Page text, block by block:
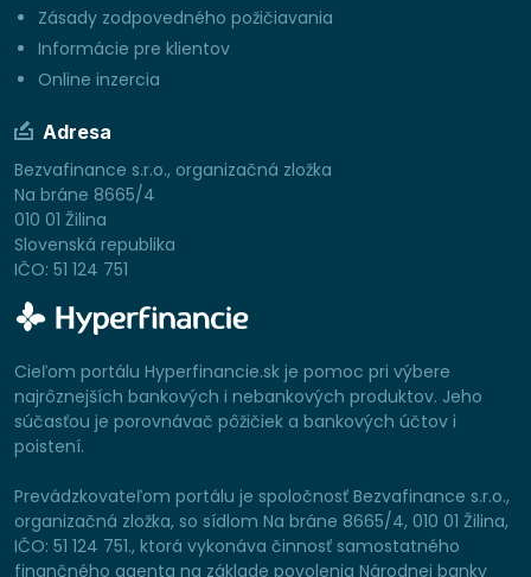
Zásady zodpovedného požičiavania
Informácie pre klientov
Online inzercia
Adresa
Bezvafinance s.r.o., organizačná zložka
Na bráne 8665/4
010 01 Žilina
Slovenská republika
IČO: 51 124 751
Cieľom portálu Hyperfinancie.sk je pomoc pri výbere
najrôznejších bankových i nebankových produktov. Jeho
súčasťou je porovnávač pôžičiek a bankových účtov i
poistení.
Prevádzkovateľom portálu je spoločnosť Bezvafinance s.r.o.,
organizačná zložka, so sídlom Na bráne 8665/4, 010 01 Žilina,
IČO: 51 124 751., ktorá vykonáva činnosť samostatného
finančného agenta na základe povolenia Národnej banky